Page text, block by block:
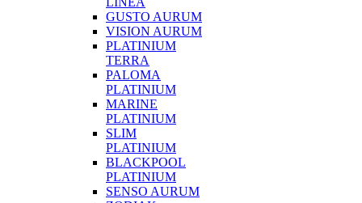
GUSTO AURUM
VISION AURUM
PLATINIUM
TERRA
PALOMA
PLATINIUM
MARINE
PLATINIUM
SLIM
PLATINIUM
BLACKPOOL
PLATINIUM
SENSO AURUM